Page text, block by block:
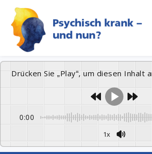
Drücken Sie „Play“, um diesen Inhalt
0:00
1x